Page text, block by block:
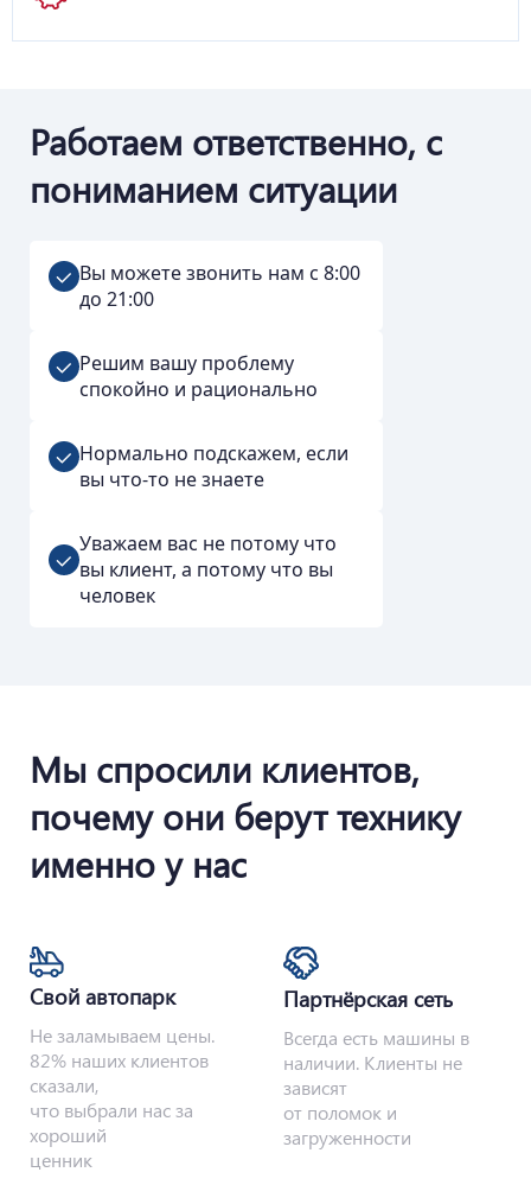
Работаем ответственно, с
пониманием ситуации
Вы можете звонить нам с 8:00
до 21:00
Решим вашу проблему
спокойно и рационально
Нормально подскажем, если
вы что-то не знаете
Уважаем вас не потому что
вы клиент, а потому что вы
человек
Мы спросили клиентов,
почему они берут технику
именно у нас
Свой автопарк
Не заламываем цены.
82% наших клиентов
сказали,
что выбрали нас за
хороший
ценник
Партнёрская сеть
Всегда есть машины в
наличии. Клиенты не
зависят
от поломок и
загруженности